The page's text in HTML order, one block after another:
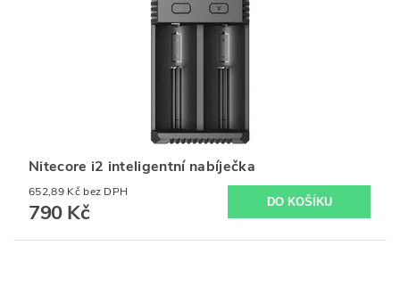
Nitecore i2 inteligentní nabíječka
652,89 Kč bez DPH
790 Kč